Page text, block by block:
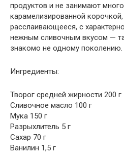
продуктов и не занимают
карамелизированной
расслаивающееся, с
нежным сливочным вкусом —
знакомо не одному поколению.
Ингредиенты:
Творог средней жирности 200 г
Сливочное масло 100 г
Мука 150 г
Разрыхлитель 5 г
Сахар 70 г
Ванилин 1,5 г